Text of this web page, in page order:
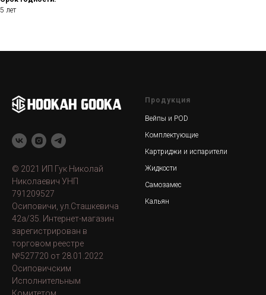
5 лет
© 2021 ИП Гук Николай
Николаевич УНП
791209527
Осиповичи, ул.Сташкевича
42а/35. Интернет-магазин
зарегистрирован в
торговом реестре
№527720 от 28.01.2022
Осиповичским
Исполнительным
Продукция
Вейпы и POD
Комплектующие
Картриджи и испарители
Жидкости
Самозамес
Кальян